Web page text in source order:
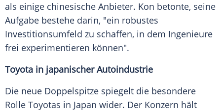
als einige chinesische Anbieter. Kon betonte, seine
Aufgabe bestehe darin, "ein robustes
Investitionsumfeld zu schaffen, in dem Ingenieure
frei experimentieren können".
Toyota in japanischer Autoindustrie
Die neue Doppelspitze spiegelt die besondere
Rolle Toyotas in Japan wider. Der Konzern hält